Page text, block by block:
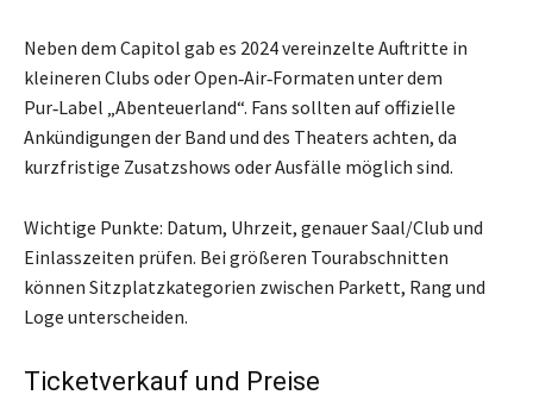
Neben dem Capitol gab es 2024 vereinzelte Auftritte in
kleineren Clubs oder Open‑Air‑Formaten unter dem
Pur‑Label „Abenteuerland“. Fans sollten auf offizielle
Ankündigungen der Band und des Theaters achten, da
kurzfristige Zusatzshows oder Ausfälle möglich sind.
Wichtige Punkte: Datum, Uhrzeit, genauer Saal/Club und
Einlasszeiten prüfen. Bei größeren Tourabschnitten
können Sitzplatzkategorien zwischen Parkett, Rang und
Loge unterscheiden.
Ticketverkauf und Preise